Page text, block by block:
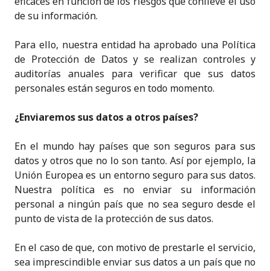
de su información.
Para ello, nuestra entidad ha aprobado una Política
de Protección de Datos y se realizan controles y
auditorías anuales para verificar que sus datos
personales están seguros en todo momento.
¿Enviaremos sus datos a otros países?
En el mundo hay países que son seguros para sus
datos y otros que no lo son tanto. Así por ejemplo, la
Unión Europea es un entorno seguro para sus datos.
Nuestra política es no enviar su información
personal a ningún país que no sea seguro desde el
punto de vista de la protección de sus datos.
En el caso de que, con motivo de prestarle el servicio,
sea imprescindible enviar sus datos a un país que no